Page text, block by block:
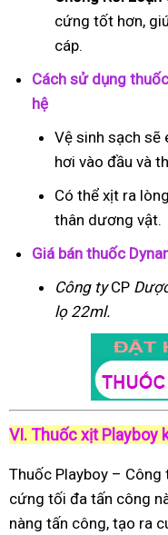
cứng tốt hơn,
cáp.
Cách sử dụng
hệ
Vệ sinh sạch sẽ
hơi vào đầu và
Có thể xịt ra
thân dương vật.
Giá bán thuốc
Công tyCP
lọ 22ml.
VI. Thuốc xịt Playboy
Thuốc Playboy – Công
cứng tối đa tấn công
nàng tấn công, tạo ra